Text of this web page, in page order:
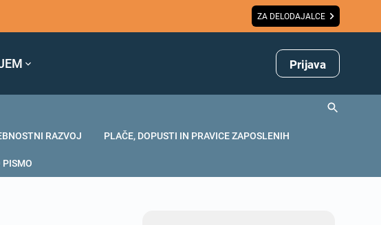
ZA DELODAJALCE
Prijava
RAZVOJ PLAČE, DOPUSTI IN PRAVICE ZAPOSLENIH